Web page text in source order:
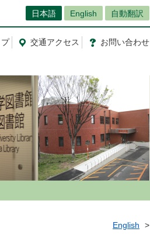
日本語 English 自動翻訳
交通アクセス お問い合わせ
English